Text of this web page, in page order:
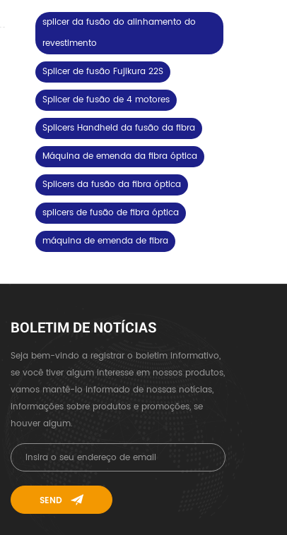
splicer da fusão do alinhamento do
revestimento
Splicer de fusão Fujikura 22S
Splicer de fusão de 4 motores
Splicers Handheld da fusão da fibra
Máquina de emenda da fibra óptica
Splicers da fusão da fibra óptica
splicers de fusão de fibra óptica
máquina de emenda de fibra
BOLETIM DE NOTÍCIAS
Seja bem-vindo a registrar o boletim informativo,
se você tiver algum interesse em nossos produtos,
vamos mantê-lo informado de nossas notícias,
informações sobre produtos e promoções, se
houver algum.